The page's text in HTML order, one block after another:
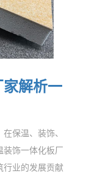
解析一
保温、装饰、
装饰一体化板厂
行业的发展贡献